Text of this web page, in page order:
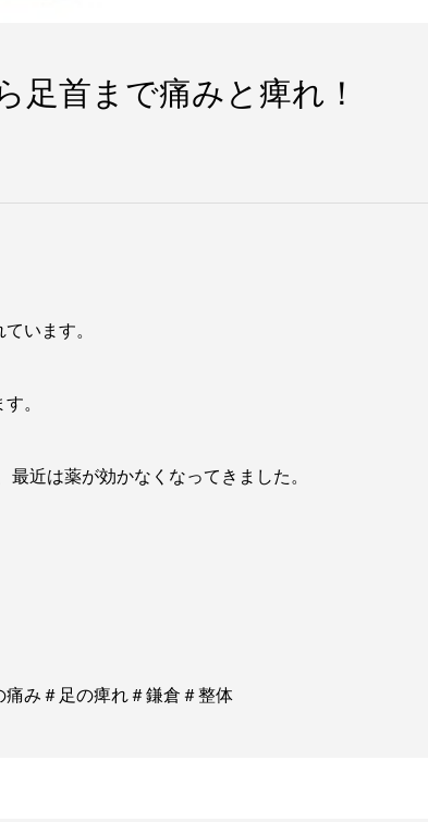
足首まで痛みと痺れ！
います。
。
近は薬が効かなくなってきました。
み＃足の痺れ＃鎌倉＃整体